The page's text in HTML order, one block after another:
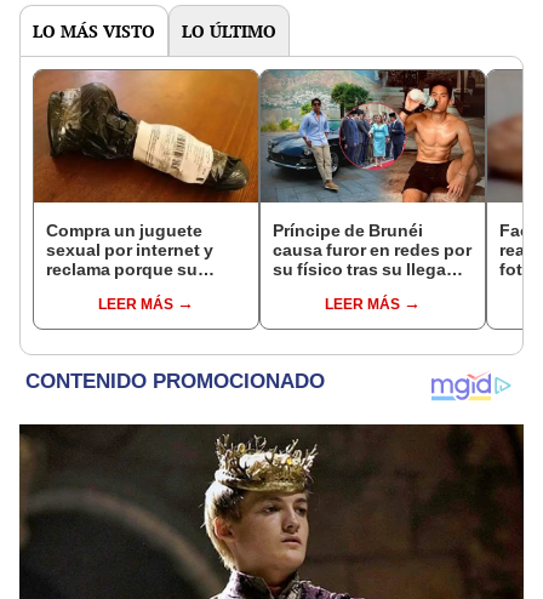
LO MÁS VISTO LO ÚLTIMO
Compra un juguete
sexual por internet y
reclama porque su
LEER MÁS
Príncipe de Brunéi
causa furor en redes por
su físico tras su llegada
se casó y no me
esperó?"
LEER MÁS